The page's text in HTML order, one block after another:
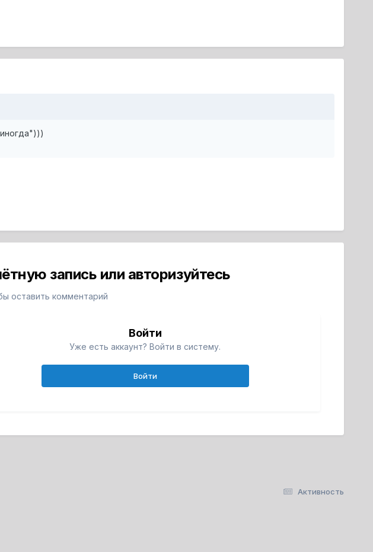
запись или авторизуйтесь
оставить комментарий
Войти
Уже есть аккаунт? Войти в систему.
Войти
Активность